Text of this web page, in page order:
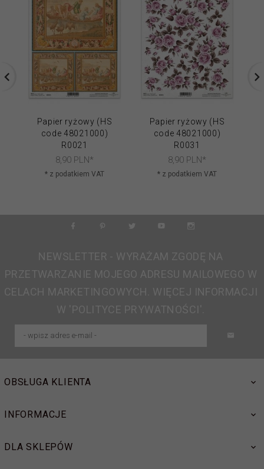
Papier ryżowy (HS
code 48021000)
R0021
8,90 PLN*
* z podatkiem VAT
Papier ryżowy (HS
code 48021000)
R0031
8,90 PLN*
* z podatkiem VAT
NEWSLETTER - WYRAŻAM ZGODĘ NA
PRZETWARZANIE MOJEGO ADRESU MAILOWEGO W
CELACH MARKETINGOWYCH. WIĘCEJ INFORMACJI
W 'POLITYCE PRYWATNOŚCI'.
OBSŁUGA KLIENTA
INFORMACJE
DLA SKLEPÓW